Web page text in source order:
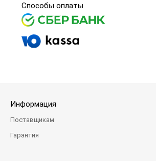
Способы оплаты
Информация
Поставщикам
Гарантия